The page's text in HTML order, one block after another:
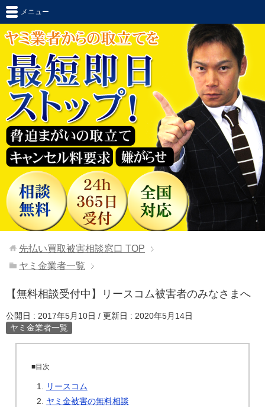
メニュー
先払い買取被害相談窓口 TOP
ヤミ金業者一覧
【無料相談受付中】リースコム被害者のみなさまへ
公開日 : 2017年5月10日 / 更新日 : 2020年5月14日
ヤミ金業者一覧
■目次
リースコム
ヤミ金被害の無料相談